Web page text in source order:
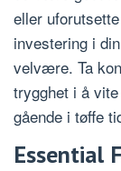
eller
investering i
velvære. Ta
trygghet i å
gående i tøffe
Essential